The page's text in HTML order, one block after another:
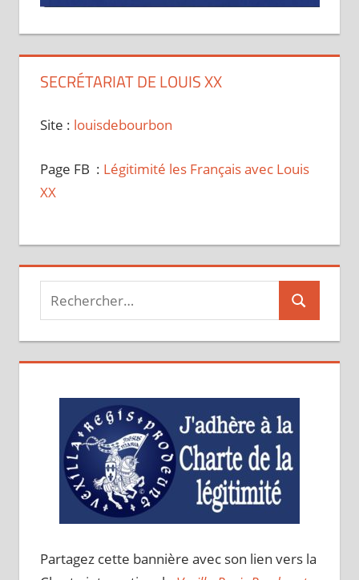
SECRÉTARIAT DE LOUIS XX
Site : louisdebourbon
Page FB : Légitimité les Français avec Louis
XX
Recherche
pour :
Partagez cette bannière avec son lien vers la